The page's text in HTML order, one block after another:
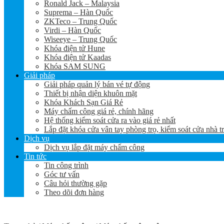
Ronald Jack – Malaysia
Suprema – Hàn Quốc
ZKTeco – Trung Quốc
Virdi – Hàn Quốc
Wiseeye – Trung Quốc
Khóa điện tử Hune
Khóa điện tử Kaadas
Khóa SAM SUNG
Giải pháp
Giải pháp quản lý bán vé tự động
Thiết bị nhận diện khuôn mặt
Khóa Khách Sạn Giá Rẻ
Máy chấm công giá rẻ, chính hãng
Hệ thống kiểm soát cửa ra vào giá rẻ nhất
Lắp đặt khóa cửa vân tay phòng trọ, kiểm soát cửa nhà
Dịch vụ
Dịch vụ lắp đặt máy chấm công
Tin tức
Tin công trình
Góc tư vấn
Câu hỏi thường gặp
Theo dõi đơn hàng